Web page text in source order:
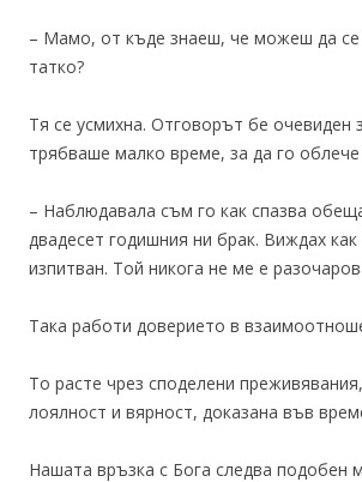
– Мамо, от къде знаеш, че можеш да
татко?
Тя се усмихна. Отговорът бе очевиден
трябваше малко време, за да го
– Наблюдавала съм го как спазва
двадесет годишния ни брак. Виждах
изпитван. Той никога не ме е
Така работи доверието в
То расте чрез споделени
лоялност и вярност, доказана във
Нашата връзка с Бога следва подобен